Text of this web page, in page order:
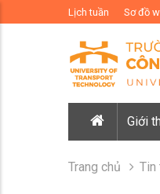
Lịch tuần Sơ đồ
Giới
Trang chủ Tin